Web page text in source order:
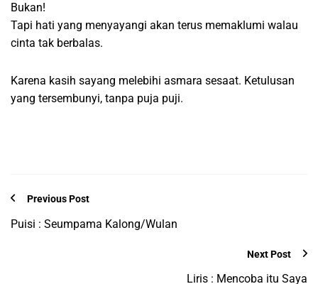
Bukan!
Tapi hati yang menyayangi akan terus memaklumi walau
cinta tak berbalas.
Karena kasih sayang melebihi asmara sesaat. Ketulusan
yang tersembunyi, tanpa puja puji.
Previous Post
Puisi : Seumpama Kalong/Wulan
Next Post
Liris : Mencoba itu Saya